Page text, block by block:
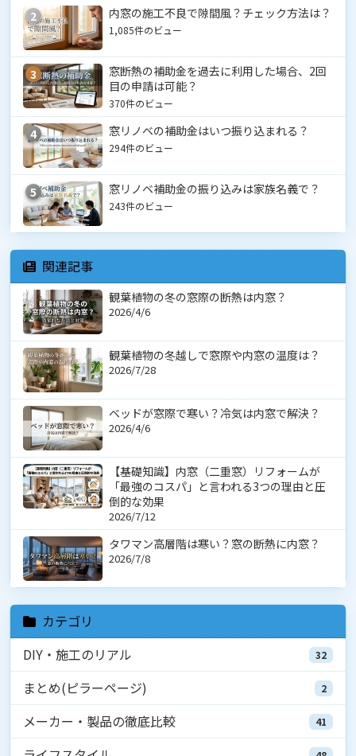
2 内窓の施工不良で隙間風？チェック方法は？
1,085件のビュー
3
窓断熱の補助金を過去に利用した場合、2回
目の申請は可能？
370件のビュー
4 窓リノベの補助金はいつ振り込まれる？
294件のビュー
5 窓リノベ補助金の振り込みは家族名義で？
243件のビュー
関連記事
観葉植物の冬の窓際の断熱は内窓？
2026/4/6
観葉植物の冬越しで窓際や内窓の温度は？
2026/7/28
ベッドが窓際で寒い？冷気は内窓で解決？
2026/4/6
【基礎知識】内窓（二重窓）リフォームが
「最強のコスパ」と言われる3つの理由と圧
倒的な効果
2026/7/12
タワマン高層階は寒い？窓の断熱に内窓？
2026/7/8
カテゴリ
DIY・施工のリアル
32
まとめ(ピラーページ) 2
メーカー・製品の徹底比較 41